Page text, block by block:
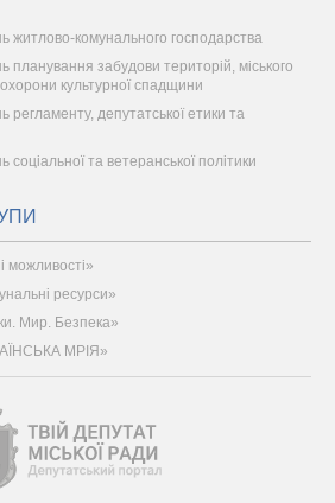
житлово-комунального господарства
планування забудови територій, міського
культурної спадщини
регламенту, депутатської етики та
соціальної та ветеранської політики
можливості»
ресурси»
Мир. Безпека»
МРІЯ»